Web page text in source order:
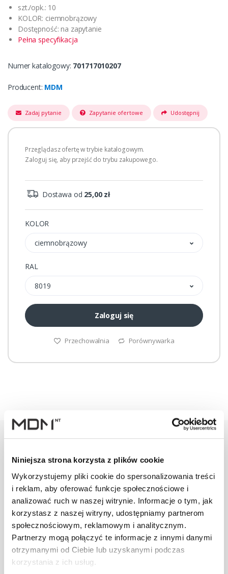
Niniejsza strona korzysta z plików cookie
Wykorzystujemy pliki cookie do spersonalizowania treści
i reklam, aby oferować funkcje społecznościowe i
analizować ruch w naszej witrynie. Informacje o tym, jak
korzystasz z naszej witryny, udostępniamy partnerom
społecznościowym, reklamowym i analitycznym.
Partnerzy mogą połączyć te informacje z innymi danymi
otrzymanymi od Ciebie lub uzyskanymi podczas
korzystania z ich usług.
szt./opk.: 10
KOLOR: ciemnobrązowy
Dostępność: na zapytanie
Pełna specyfikacja
Numer katalogowy: 701717010207
Producent: MDM
Zadaj pytanie Zapytanie ofertowe Udostępnij
Przeglądasz ofertę w trybie katalogowym.
Zaloguj się, aby przejść do trybu zakupowego.
Dostawa od 25,00 zł
KOLOR
ciemnobrązowy
RAL
8019
Zaloguj się
Przechowalnia Porównywarka
Warianty Opis Specyfikacja
PRODUKT JM ILOŚĆ
Wspornik ławy
komin. L TOX
[G] brązowy
szt